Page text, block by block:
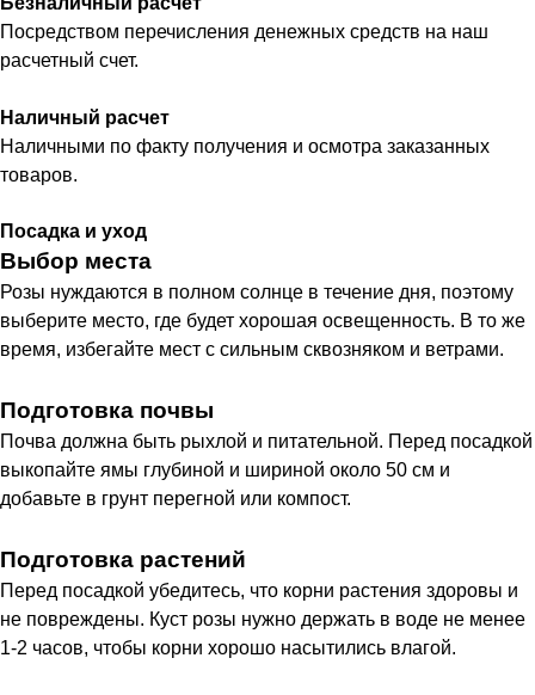
Посредством перечисления денежных средств на наш
расчетный счет.
Наличный расчет
Наличными по факту получения и осмотра заказанных
товаров.
Посадка и уход
Выбор места
Розы нуждаются в полном солнце в течение дня, поэтому
выберите место, где будет хорошая освещенность. В то же
время, избегайте мест с сильным сквозняком и ветрами.
Подготовка почвы
Почва должна быть рыхлой и питательной. Перед посадкой
выкопайте ямы глубиной и шириной около 50 см и
добавьте в грунт перегной или компост.
Подготовка растений
Перед посадкой убедитесь, что корни растения здоровы и
не повреждены. Куст розы нужно держать в воде не менее
1-2 часов, чтобы корни хорошо насытились влагой.